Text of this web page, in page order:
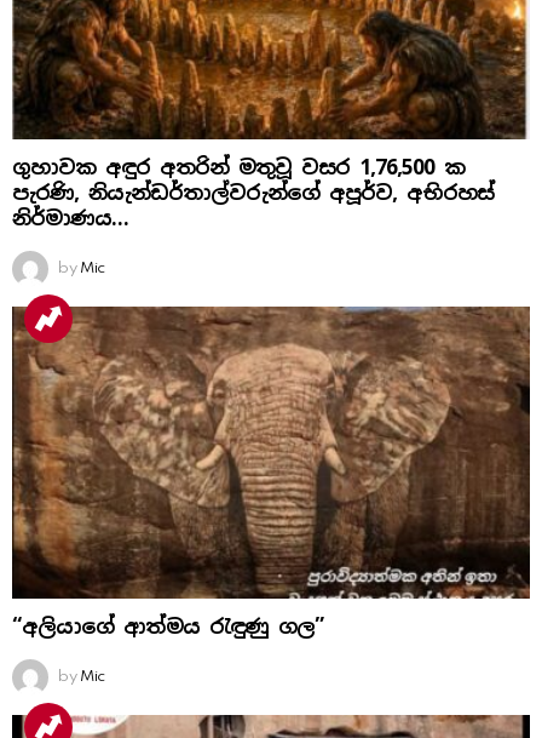
ගුහාවක අඳුර අතරින් මතුවූ වසර 1,76,500 ක
පැරණි, නියැන්ඩර්තාල්වරුන්ගේ අපූර්ව, අභිරහස්
නිර්මාණය…
by Mic
“අලියාගේ ආත්මය රැඳුණු ගල”
by Mic